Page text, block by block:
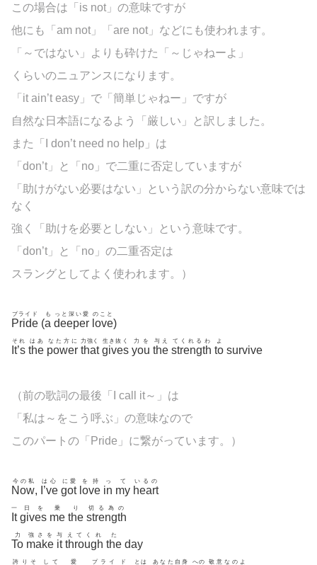
この場合は「is not」の意味ですが
他にも「am not」「are not」などにも使われます。
「～ではない」よりも砕けた「～じゃねーよ」
くらいのニュアンスになります。
「it ain’t easy」で「簡単じゃねー」ですが
自然な日本語になるよう「厳しい」と訳しました。
また「I don’t need no help」は
「don’t」と「no」で二重に否定していますが
「助けがない必要はない」という訳の分からない意味では
なく
強く「助けを必要としない」という意味です。
「don’t」と「no」の二重否定は
スラングとしてよく使われます。）
Pride
プライド
(a
も
deeper
っと深い愛
love
のこと
)
It’s
それ
the
はあ
power
なた方に
that
力強く
gives
生き抜く
you
力を
the
与え
strength
てくれるわ
to
よ
survive
（前の歌詞の最後「I call it～」は
「私は～をこう呼ぶ」の意味なので
このパートの「Pride」に繋がっています。）
Now
今の私
, I’ve
は心
got
に愛
love
を持
in
っ
my
て
heart
いるの
It
一
gives
日を
me
乗
the
り
strength
切る為の
To
力
make
強さを
it
与
through
えてくれ
the
た
day
誇りそ して 愛 プライ ド とは あなた自身 への 敬意なのよ